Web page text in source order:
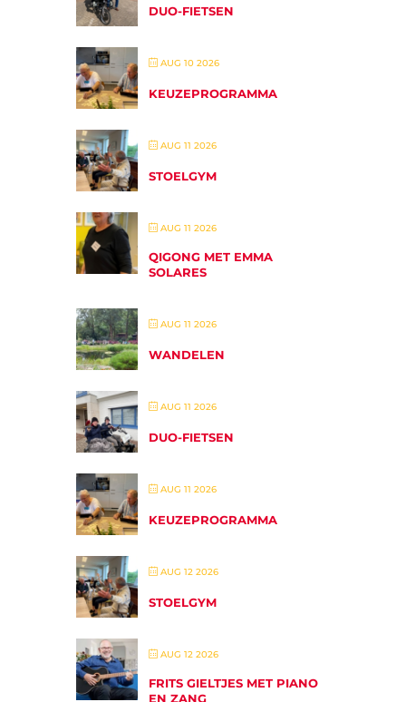
DUO-FIETSEN
AUG 10 2026
KEUZEPROGRAMMA
AUG 11 2026
STOELGYM
AUG 11 2026
QIGONG MET EMMA
SOLARES
AUG 11 2026
WANDELEN
AUG 11 2026
DUO-FIETSEN
AUG 11 2026
KEUZEPROGRAMMA
AUG 12 2026
STOELGYM
AUG 12 2026
FRITS GIELTJES MET PIANO
EN ZANG